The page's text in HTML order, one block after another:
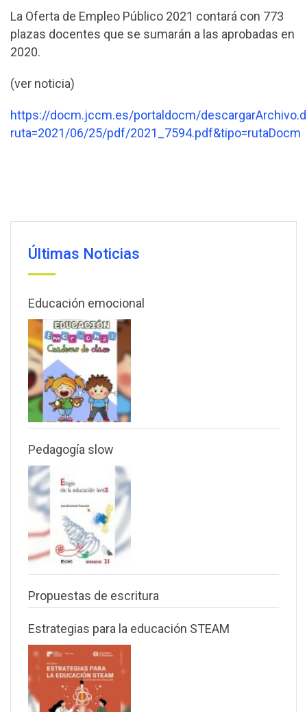
La Oferta de Empleo Público 2021 contará con 773
plazas docentes que se sumarán a las aprobadas en
2020.
(ver noticia)
https://docm.jccm.es/portaldocm/
ruta=2021/06/25/pdf/2021_7594.pdf&tipo=rutaDocm
Últimas Noticias
Educación emocional
Pedagogía slow
Propuestas de escritura
Estrategias para la educación STEAM